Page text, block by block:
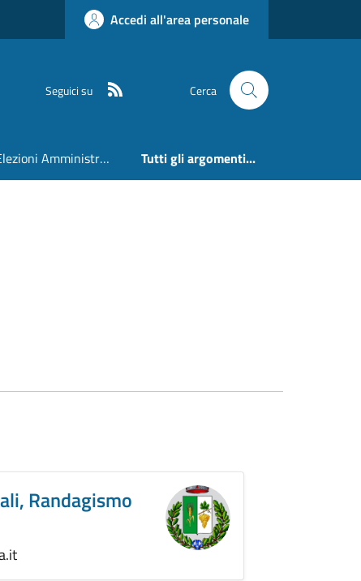
Accedi all'area personale
Seguici su Cerca
Elezioni Amministrative 24 e 25 Maggio 2026 Tutti gli argomenti...
Randagismo